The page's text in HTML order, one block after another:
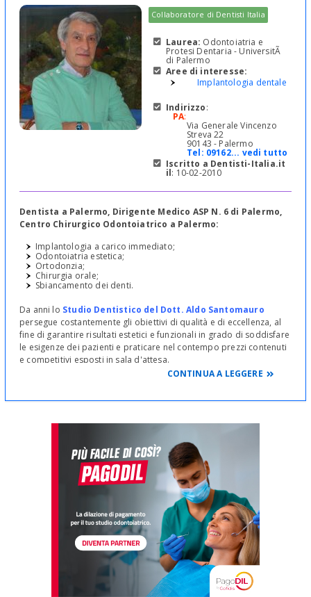
Collaboratore di Dentisti Italia
Laurea: Odontoiatria e
Protesi Dentaria - UniversitÃ
di Palermo
Aree di interesse:
Implantologia dentale
Indirizzo:
PA:
Via Generale Vincenzo
Streva 22
90143 - Palermo
Tel: 09162... vedi tutto
Iscritto a Dentisti-Italia.it
il: 10-02-2010
Dentista a Palermo, Dirigente Medico ASP N. 6 di Palermo,
Centro Chirurgico Odontoiatrico a Palermo:
Implantologia a carico immediato;
Odontoiatria estetica;
Ortodonzia;
Chirurgia orale;
Sbiancamento dei denti.
Da anni lo Studio Dentistico del Dott. Aldo Santomauro
persegue costantemente gli obiettivi di qualità e di eccellenza, al
fine di garantire risultati estetici e funzionali in grado di soddisfare
le esigenze dei pazienti e praticare nel contempo prezzi contenuti
e competitivi esposti in sala d'attesa.
svolge l'attività professionale a Palermo in Via Gen. Vincenzo
Streva, 22, in uno studio moderno ed accogliente dove
l'ospitalità, l'igiene, la sterilità e le strumentazioni
all'avanguardia, associate ad un costante aggiornamento
professionale, garantiscono la massima sicurezza e
trattamenti efficaci. Lo Studio è dotato delle più moderne
apparecchiature per radiografie panoramiche digitali e
computerizzate e telecamera intraorale digitale . Di particolare
rilevanza l'uso dell'analgesia sedativa cosciente, di
frequente utilizzo in America ed approdata anche a Palermo.
è specializzato inOdontoiatria EsteticaeImplantologia a
Carico Immediato(consente di ripristinare la funzione
masticatoria ed estetica con denti fissi nella stessa giornata di
inserimento degli impianti in titanio)
CONTINUA A LEGGERE